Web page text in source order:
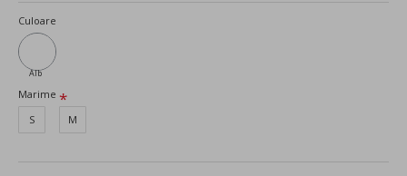
Culoare
Alb
Marime
S
M